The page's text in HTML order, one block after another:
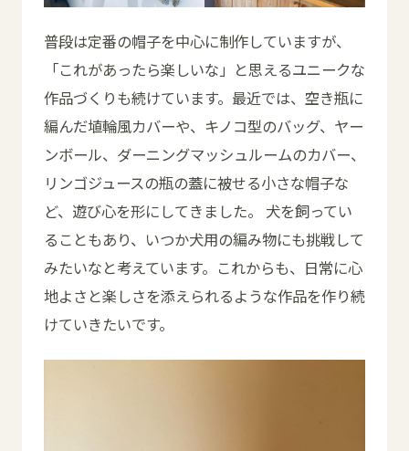
普段は定番の帽子を中心に制作していますが、
「これがあったら楽しいな」と思えるユニークな
作品づくりも続けています。最近では、空き瓶に
編んだ埴輪風カバーや、キノコ型のバッグ、ヤー
ンボール、ダーニングマッシュルームのカバー、
リンゴジュースの瓶の蓋に被せる小さな帽子な
ど、遊び心を形にしてきました。 犬を飼ってい
ることもあり、いつか犬用の編み物にも挑戦して
みたいなと考えています。これからも、日常に心
地よさと楽しさを添えられるような作品を作り続
けていきたいです。